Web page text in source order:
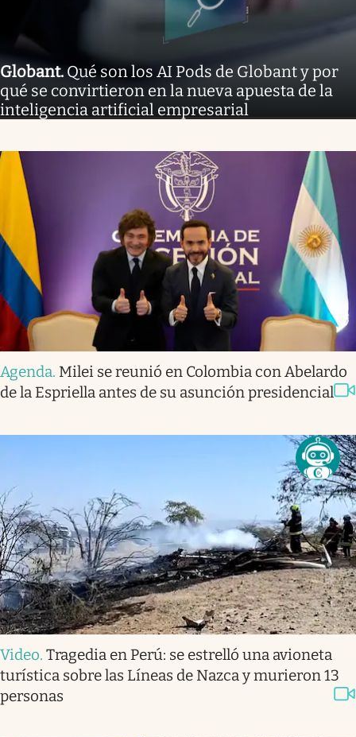
Globant.Qué son los AI Pods de Globant y por
qué se convirtieron en la nueva apuesta de la
inteligencia artificial empresarial
Agenda. Milei se reunió en Colombia con Abelardo
de la Espriella antes de su asunción presidencial
Video. Tragedia en Perú: se estrelló una avioneta
turística sobre las Líneas de Nazca y murieron 13
personas